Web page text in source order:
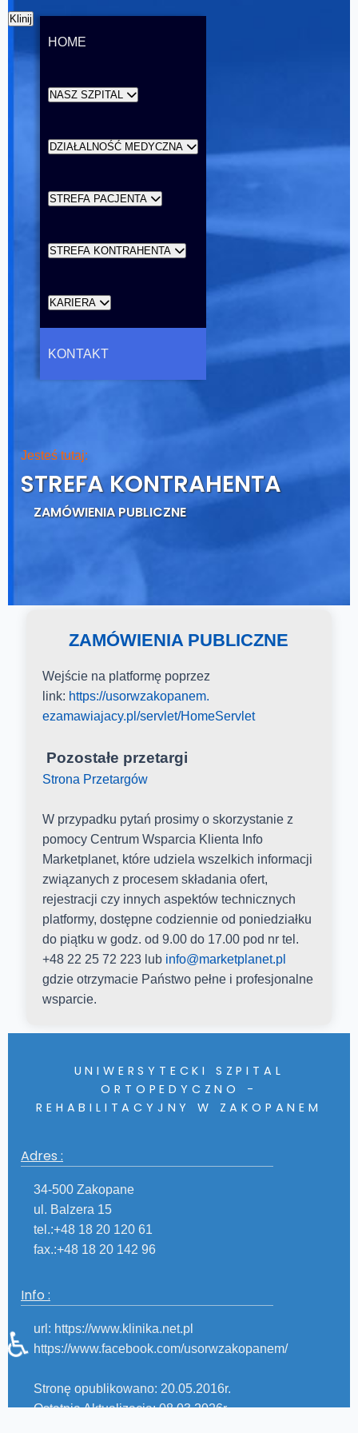
Klinij
HOME
NASZ SZPITAL
DZIAŁALNOŚĆ MEDYCZNA
STREFA PACJENTA
STREFA KONTRAHENTA
KARIERA
KONTAKT
Jesteś tutaj:
STREFA KONTRAHENTA
ZAMÓWIENIA PUBLICZNE
ZAMÓWIENIA PUBLICZNE
Wejście na platformę poprzez
link: https://usorwzakopanem.
ezamawiajacy.pl/servlet/HomeServlet
Pozostałe przetargi
Strona Przetargów
W przypadku pytań prosimy o skorzystanie z
pomocy Centrum Wsparcia Klienta Info
Marketplanet, które udziela wszelkich informacji
związanych z procesem składania ofert,
rejestracji czy innych aspektów technicznych
platformy, dostępne codziennie od poniedziałku
do piątku w godz. od 9.00 do 17.00 pod nr tel.
+48 22 25 72 223 lub info@marketplanet.pl
gdzie otrzymacie Państwo pełne i profesjonalne
wsparcie.
UNIWERSYTECKI SZPITAL
ORTOPEDYCZNO -
REHABILITACYJNY W ZAKOPANEM
Adres :
34-500 Zakopane
ul. Balzera 15
tel.:+48 18 20 120 61
fax.:+48 18 20 142 96
Info :
url: https://www.klinika.net.pl
https://www.facebook.com/usorwzakopanem/
Stronę opublikowano: 20.05.2016r.
Ostatnia Aktualizacja: 08.03.2026r.